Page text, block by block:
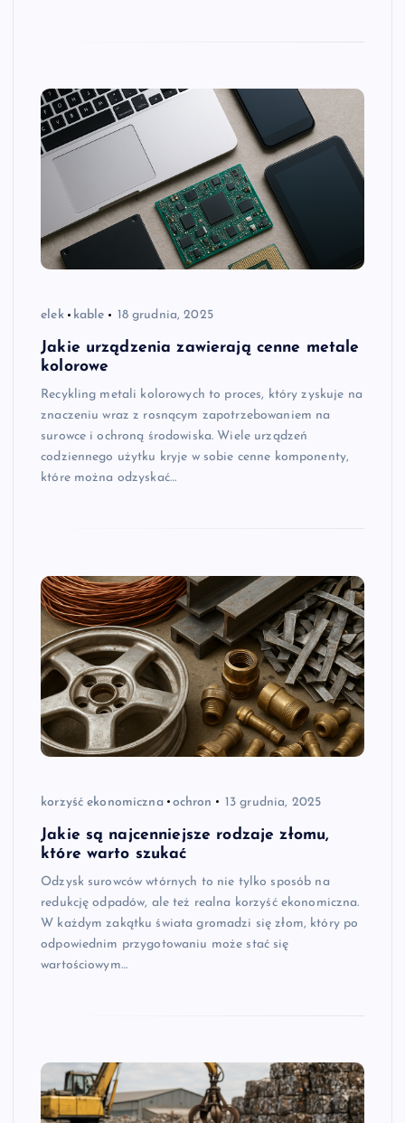
elek kable 18 grudnia, 2025
Jakie urządzenia zawierają cenne metale
kolorowe
Recykling metali kolorowych to proces, który zyskuje na
znaczeniu wraz z rosnącym zapotrzebowaniem na
surowce i ochroną środowiska. Wiele urządzeń
codziennego użytku kryje w sobie cenne komponenty,
które można odzyskać…
korzyść ekonomiczna ochron 13 grudnia, 2025
Jakie są najcenniejsze rodzaje złomu,
które warto szukać
Odzysk surowców wtórnych to nie tylko sposób na
redukcję odpadów, ale też realna korzyść ekonomiczna.
W każdym zakątku świata gromadzi się złom, który po
odpowiednim przygotowaniu może stać się
wartościowym…